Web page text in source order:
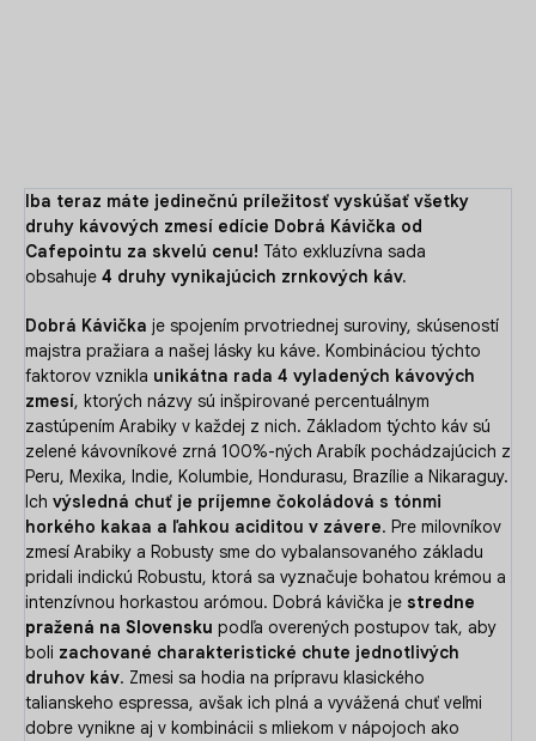
Iba teraz máte jedinečnú príležitosť vyskúšať všetky
druhy kávových zmesí edície Dobrá Kávička od
Cafepointu za skvelú cenu! Táto exkluzívna sada
obsahuje 4 druhy vynikajúcich zrnkových káv.
Dobrá Kávička je spojením prvotriednej suroviny, skúseností
majstra pražiara a našej lásky ku káve. Kombináciou týchto
faktorov vznikla unikátna rada 4 vyladených kávových
zmesí, ktorých názvy sú inšpirované percentuálnym
zastúpením Arabiky v každej z nich. Základom týchto káv sú
zelené kávovníkové zrná 100%-ných Arabík pochádzajúcich z
Peru, Mexika, Indie, Kolumbie, Hondurasu, Brazílie a Nikaraguy.
Ich výsledná chuť je príjemne čokoládová s tónmi
horkého kakaa a ľahkou aciditou v závere. Pre milovníkov
zmesí Arabiky a Robusty sme do vybalansovaného základu
pridali indickú Robustu, ktorá sa vyznačuje bohatou krémou a
intenzívnou horkastou arómou. Dobrá kávička je stredne
pražená na Slovensku podľa overených postupov tak, aby
boli zachované charakteristické chute jednotlivých
druhov káv. Zmesi sa hodia na prípravu klasického
talianskeho espressa, avšak ich plná a vyvážená chuť veľmi
dobre vynikne aj v kombinácii s mliekom v nápojoch ako